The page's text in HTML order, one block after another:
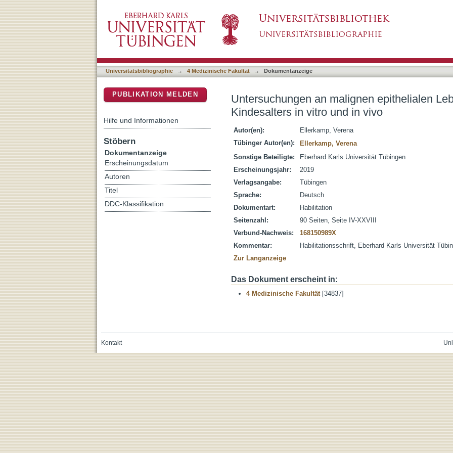
Untersuchungen an malignen epithelialen Lebertumormodellen des
Universitätsbibliographie → 4 Medizinische Fakultät → Dokumentanzeige
Untersuchungen an malignen epithelialen
Kindesalters in vitro und in vivo
Autor(en):
Ellerkamp, Verena
Tübinger Autor(en):
Ellerkamp, Verena
Sonstige Beteiligte:
Eberhard Karls Universität Tübingen
Erscheinungsjahr:
2019
Verlagsangabe:
Tübingen
Sprache:
Deutsch
Dokumentart:
Habilitation
Seitenzahl:
90 Seiten, Seite IV-XXVIII
Verbund-Nachweis:
168150989X
Kommentar:
Habilitationsschrift, Eberhard Karls Universität
Zur Langanzeige
Das Dokument erscheint in:
4 Medizinische Fakultät[34837]
PUBLIKATION MELDEN
Hilfe und Informationen
Stöbern
Dokumentanzeige
Erscheinungsdatum
Autoren
Titel
DDC-Klassifikation
Kontakt